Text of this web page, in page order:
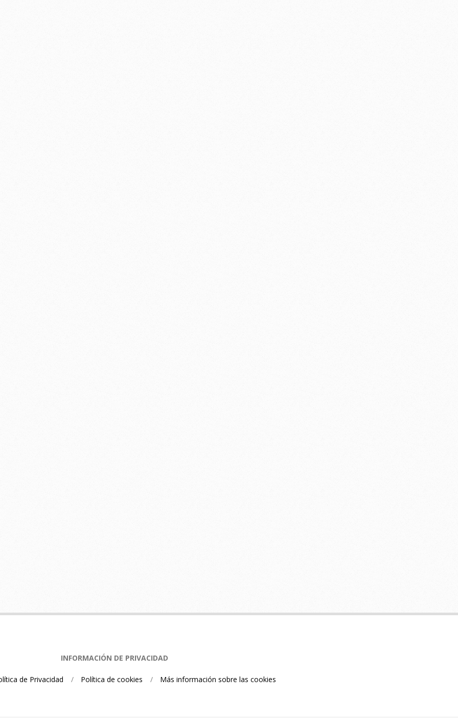
INFORMACIÓN DE PRIVACIDAD
de Privacidad Política de cookies Más información sobre las cookies